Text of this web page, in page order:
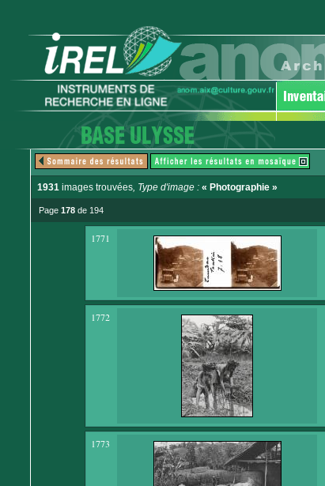
1931 images trouvées, Type d'image : « Photographie »
Page 178 de 194
1771
1772
1773